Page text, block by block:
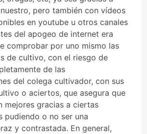
pero también con vídeos
en youtube u otros canales
del apogeo de internet era
comprobar por uno mismo las
de cultivo, con el riesgo de
de las
del colega cultivador, con sus
o aciertos, que asegura que
mejores gracias a ciertas
pudiendo o no ser una
y contrastada. En general,